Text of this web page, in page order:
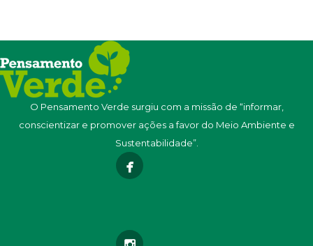
O Pensamento Verde surgiu com a missão de “informar,
conscientizar e promover ações a favor do Meio Ambiente e
Sustentabilidade”.